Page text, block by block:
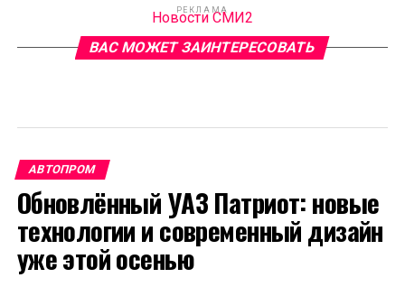
РЕКЛАМА
Новости СМИ2
ВАС МОЖЕТ ЗАИНТЕРЕСОВАТЬ
АВТОПРОМ
Обновлённый УАЗ Патриот: новые
технологии и современный дизайн
уже этой осенью